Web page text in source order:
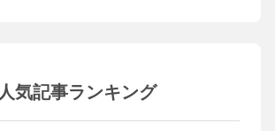
人気記事ランキング